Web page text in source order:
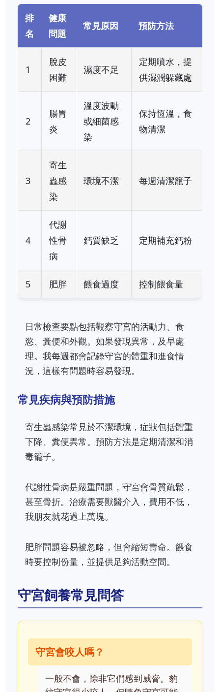
排
名
健康
問題
常見原因 預防方法
1
脫皮
困難
濕度不足
定期噴水，提
供濕潤躲藏處
2
腸胃
炎
溫度波動
或細菌感
染
保持恆溫，食
物清潔
3
寄生
蟲感
染
環境不潔 每週清潔籠子
4
代謝
性骨
病
鈣質缺乏 定期補充鈣粉
5 肥胖 餵食過度 控制餵食量
日常檢查要點包括觀察守宮的活動力、食
慾、糞便和外觀。如果發現異常，及早處
理。我每週都會記錄守宮的體重和進食情
況，這樣有問題時容易發現。
常見疾病與預防措施
寄生蟲感染常見於不潔環境，症狀包括體重
下降、糞便異常。預防方法是定期清潔和消
毒籠子。
代謝性骨病是嚴重問題，守宮會骨質疏鬆，
甚至骨折。治療需要獸醫介入，費用不低，
我朋友就花過上萬塊。
肥胖問題容易被忽略，但會縮短壽命。餵食
時要控制份量，並提供足夠活動空間。
守宮飼養常見問答
守宮會咬人嗎？
一般不會，除非它們感到威脅。豹